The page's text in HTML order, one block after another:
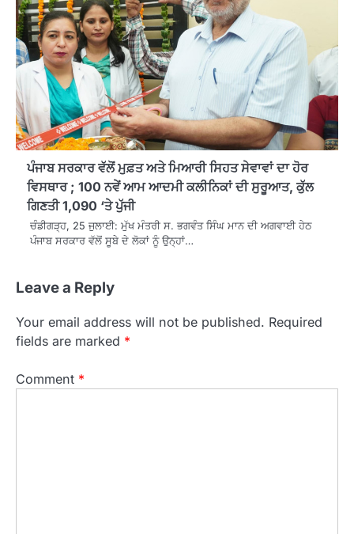
ਪੰਜਾਬ ਸਰਕਾਰ ਵੱਲੋਂ ਮੁਫ਼ਤ ਅਤੇ ਮਿਆਰੀ ਸਿਹਤ ਸੇਵਾਵਾਂ ਦਾ ਹੋਰ
ਵਿਸਥਾਰ ; 100 ਨਵੇਂ ਆਮ ਆਦਮੀ ਕਲੀਨਿਕਾਂ ਦੀ ਸੁਰੂਆਤ, ਕੁੱਲ
ਗਿਣਤੀ 1,090 ‘ਤੇ ਪੁੱਜੀ
ਚੰਡੀਗੜ੍ਹ, 25 ਜੁਲਾਈ: ਮੁੱਖ ਮੰਤਰੀ ਸ. ਭਗਵੰਤ ਸਿੰਘ ਮਾਨ ਦੀ ਅਗਵਾਈ ਹੇਠ
ਪੰਜਾਬ ਸਰਕਾਰ ਵੱਲੋਂ ਸੂਬੇ ਦੇ ਲੋਕਾਂ ਨੂੰ ਉਨ੍ਹਾਂ…
Leave a Reply
Your email address will not be published. Required
fields are marked *
Comment *